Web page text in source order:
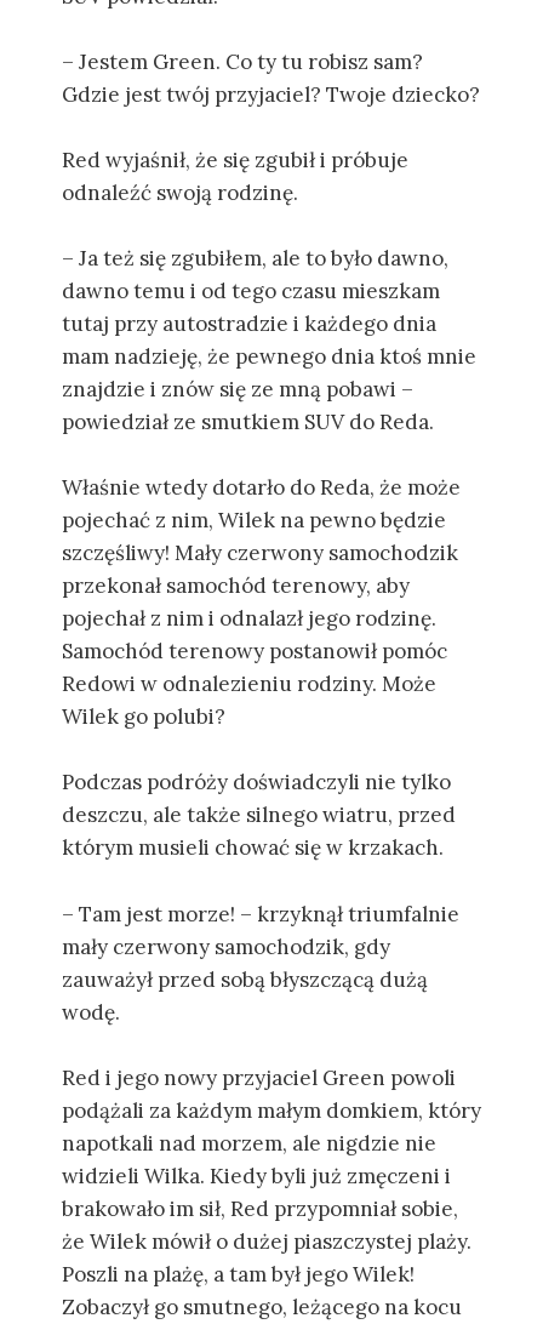
– Jestem Green. Co ty tu robisz sam?
Gdzie jest twój przyjaciel? Twoje dziecko?
Red wyjaśnił, że się zgubił i próbuje
odnaleźć swoją rodzinę.
– Ja też się zgubiłem, ale to było dawno,
dawno temu i od tego czasu mieszkam
tutaj przy autostradzie i każdego dnia
mam nadzieję, że pewnego dnia ktoś mnie
znajdzie i znów się ze mną pobawi –
powiedział ze smutkiem SUV do Reda.
Właśnie wtedy dotarło do Reda, że może
pojechać z nim, Wilek na pewno będzie
szczęśliwy! Mały czerwony samochodzik
przekonał samochód terenowy, aby
pojechał z nim i odnalazł jego rodzinę.
Samochód terenowy postanowił pomóc
Redowi w odnalezieniu rodziny. Może
Wilek go polubi?
Podczas podróży doświadczyli nie tylko
deszczu, ale także silnego wiatru, przed
którym musieli chować się w krzakach.
– Tam jest morze! – krzyknął triumfalnie
mały czerwony samochodzik, gdy
zauważył przed sobą błyszczącą dużą
wodę.
Red i jego nowy przyjaciel Green powoli
podążali za każdym małym domkiem, który
napotkali nad morzem, ale nigdzie nie
widzieli Wilka. Kiedy byli już zmęczeni i
brakowało im sił, Red przypomniał sobie,
że Wilek mówił o dużej piaszczystej plaży.
Poszli na plażę, a tam był jego Wilek!
Zobaczył go smutnego, leżącego na kocu